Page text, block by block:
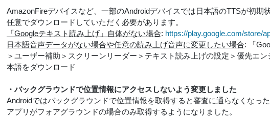
AmazonFireデバイスなど、一部のAndroidデバイスでは日本語のTTSが初期
任意でダウンロードしていただく必要があります。
「Googleテキスト読み上げ」自体がない場合: https://play.google.com/store/
日本語音声データがない場合や任意の読み上げ音声に変更したい場合: 「
＞ユーザー補助＞スクリーンリーダー＞テキスト読み上げの設定＞優先エ
本語をダウンロード
・バックグラウンドで位置情報にアクセスしないよう変更しました
Androidではバックグラウンドで位置情報を取得すると審査に通らなくなっ
アプリがフォアグラウンドの場合のみ取得するようになりました。